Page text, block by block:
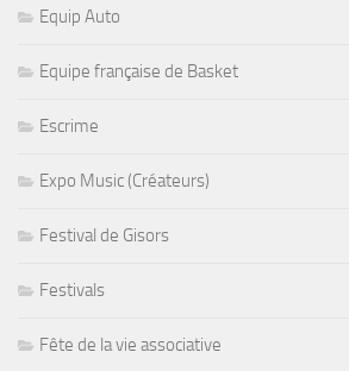
Equip Auto
Equipe française de Basket
Escrime
Expo Music (Créateurs)
Festival de Gisors
Festivals
Fête de la vie associative